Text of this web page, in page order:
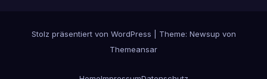
Stolz präsentiert von WordPress
Theme: Newsup von
Themeansar